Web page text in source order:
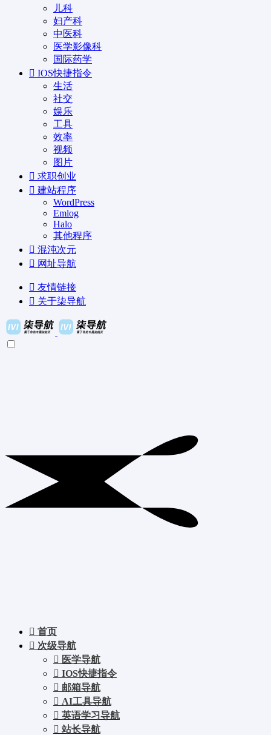
儿科
妇产科
中医科
医学影像科
国际药学
IOS快捷指令
生活
社交
娱乐
工具
效率
视频
图片
求职创业
建站程序
WordPress
Emlog
Halo
其他程序
混沌次元
网址导航
友情链接
关于柒导航
首页
次级导航
医学导航
IOS快捷指令
邮箱导航
AI工具导航
英语学习导航
站长导航